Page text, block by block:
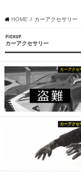
HOME カーアクセサリー
PICKUP
カーアクセサリー
カーアクセ
カーアクセ